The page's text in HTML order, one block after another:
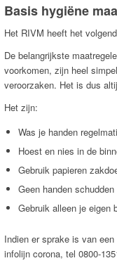
Basis hygiëne
Het RIVM heeft het
De belangrijkste
voorkomen, zijn heel
veroorzaken. Het is dus
Het zijn:
Was je handen
Hoest en nies in de
Gebruik papieren
Geen handen schudden
Gebruik alleen je eigen
Indien er sprake is van
infolijn corona, tel 0800-